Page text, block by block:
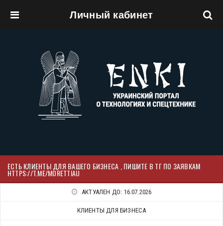
Личный кабинет
ЕСТЬ КЛИЕНТЫ ДЛЯ ВАШЕГО БИЗНЕСА , ПИШИТЕ В ТГ ПО ЗАЯВКАМ
HTTPS://T.ME/MORETTIAU
АКТУАЛЕН ДО: 16.07.2026
КЛИЕНТЫ ДЛЯ БИЗНЕСА